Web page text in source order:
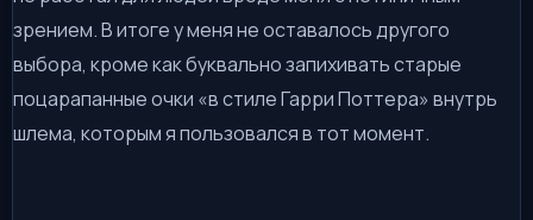
зрением. В итоге у меня не оставалось другого
выбора, кроме как буквально запихивать старые
поцарапанные очки «в стиле Гарри Поттера» внутрь
шлема, которым я пользовался в тот момент.